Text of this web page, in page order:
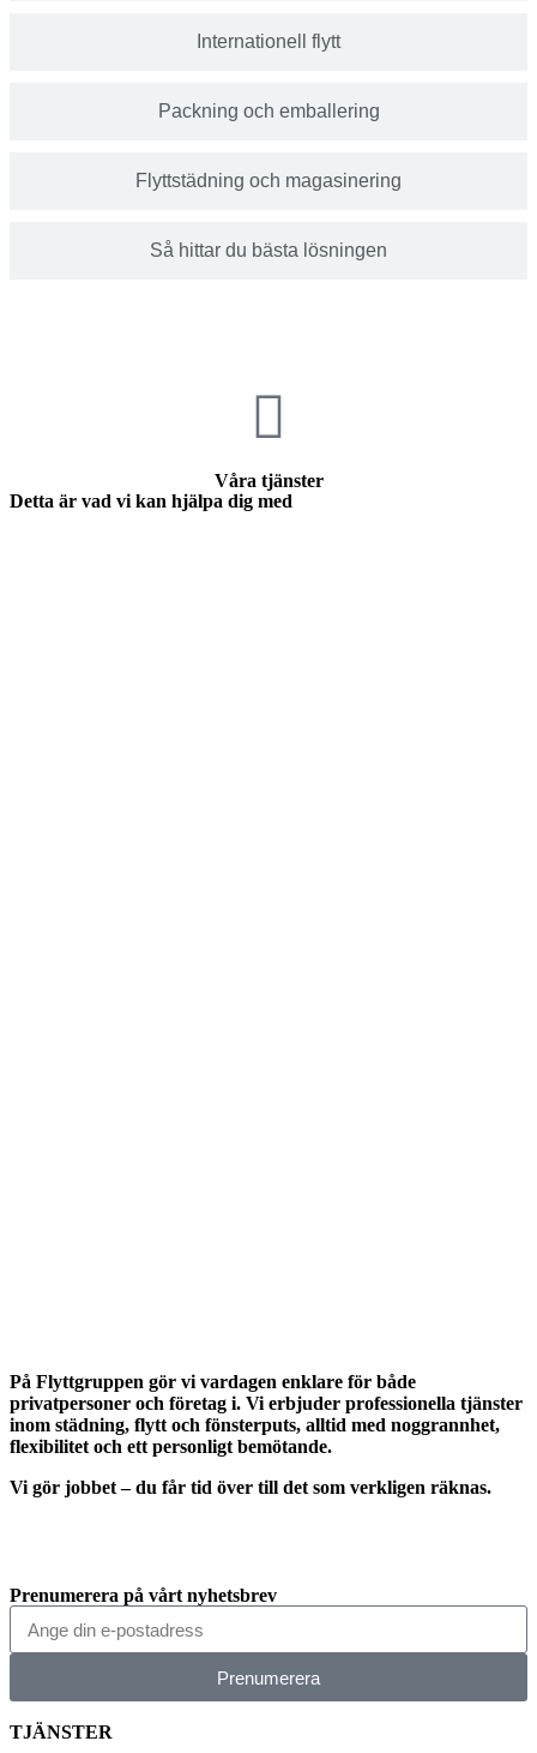
Internationell flytt
Packning och emballering
Flyttstädning och magasinering
Så hittar du bästa lösningen
Våra tjänster
Detta är vad vi kan hjälpa dig med
På Flyttgruppen gör vi vardagen enklare för både
privatpersoner och företag i. Vi erbjuder professionella tjänster
inom städning, flytt och fönsterputs, alltid med noggrannhet,
flexibilitet och ett personligt bemötande.
Vi gör jobbet – du får tid över till det som verkligen räknas.
Prenumerera på vårt nyhetsbrev
Prenumerera
TJÄNSTER